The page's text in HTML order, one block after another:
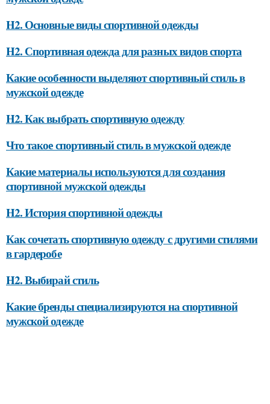
H2. Основные виды спортивной одежды
H2. Спортивная одежда для разных видов спорта
Какие особенности выделяют спортивный стиль в
мужской одежде
H2. Как выбрать спортивную одежду
Что такое спортивный стиль в мужской одежде
Какие материалы используются для создания
спортивной мужской одежды
H2. История спортивной одежды
Как сочетать спортивную одежду с другими стилями
в гардеробе
H2. Выбирай стиль
Какие бренды специализируются на спортивной
мужской одежде